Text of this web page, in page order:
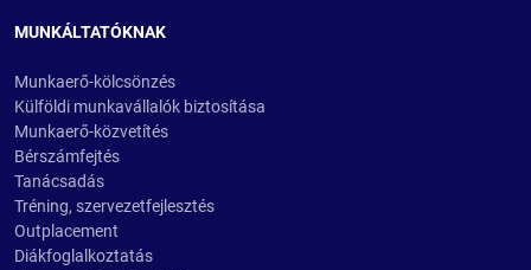
MUNKÁLTATÓKNAK
Munkaerő-kölcsönzés
Külföldi munkavállalók biztosítása
Munkaerő-közvetítés
Bérszámfejtés
Tanácsadás
Tréning, szervezetfejlesztés
Outplacement
Diákfoglalkoztatás